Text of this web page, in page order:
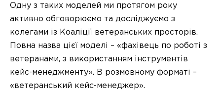
Одну з таких моделей ми протягом року
активно обговорюємо та досліджуємо з
колегами із Коаліції ветеранських просторів.
Повна назва цієї моделі – «фахівець по роботі з
ветеранами, з використанням інструментів
кейс-менеджменту». В розмовному форматі –
«ветеранський кейс-менеджер».